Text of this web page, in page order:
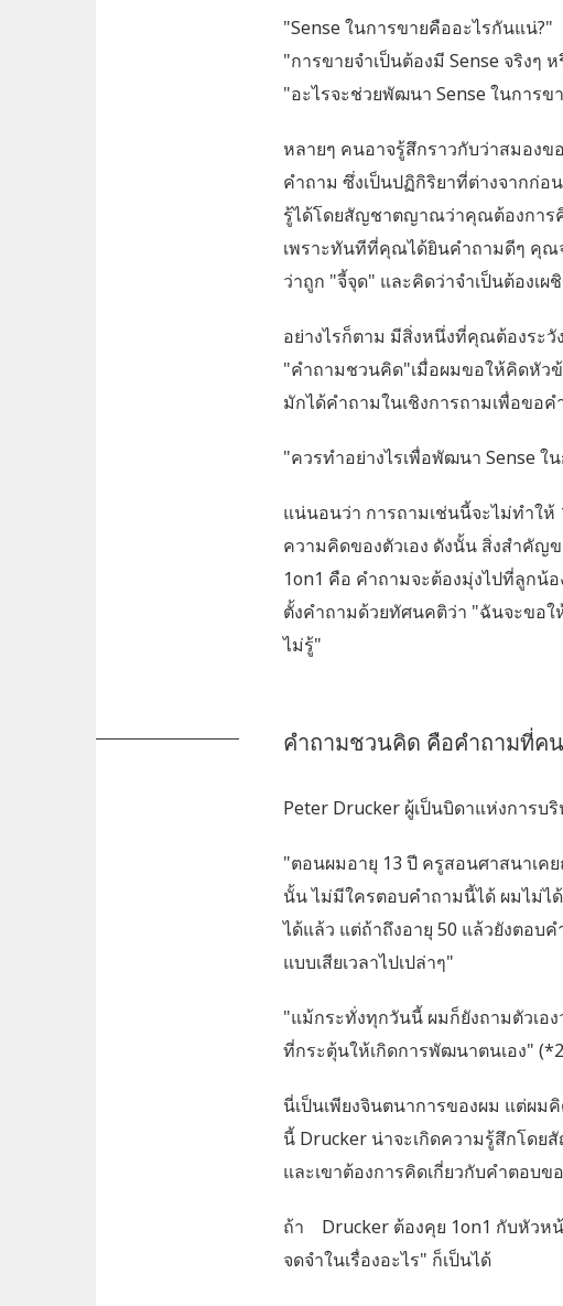
"Sense ในการขายคืออะไรกันแน่?"
"การขายจำเป็นต้องมี Sense จริงๆ ห
"อะไรจะช่วยพัฒนา Sense ในการข
หลายๆ คนอาจรู้สึกราวกับว่าสมอง
คำถาม ซึ่งเป็นปฏิกิริยาที่ต่างจากก่
รู้ได้โดยสัญชาตญาณว่าคุณต้องการ
เพราะทันทีที่คุณได้ยินคำถามดีๆ คุณ
ว่าถูก "จี้จุด" และคิดว่าจำเป็นต้องเ
อย่างไรก็ตาม มีสิ่งหนึ่งที่คุณต้องระวั
"คำถามชวนคิด"เมื่อผมขอให้คิดหัว
มักได้คำถามในเชิงการถามเพื่อขอ
"ควรทำอย่างไรเพื่อพัฒนา Sense ใ
แน่นอนว่า การถามเช่นนี้จะไม่ทำให้
ความคิดของตัวเอง ดังนั้น สิ่งสำคัญ
1on1 คือ คำถามจะต้องมุ่งไปที่ลูกน้
ตั้งคำถามด้วยทัศนคติว่า "ฉันจะขอ
ไม่รู้"
คำถามชวนคิด คือคำถามที่ค
Peter Drucker ผู้เป็นบิดาแห่งการบ
"ตอนผมอายุ 13 ปี ครูสอนศาสนาเค
นั้น ไม่มีใครตอบคำถามนี้ได้ ผมไม่ไ
ได้แล้ว แต่ถ้าถึงอายุ 50 แล้วยังตอ
แบบเสียเวลาไปเปล่าๆ"
"แม้กระทั่งทุกวันนี้ ผมก็ยังถามตัวเอ
ที่กระตุ้นให้เกิดการพัฒนาตนเอง"
นี่เป็นเพียงจินตนาการของผม แต่ผ
นี้ Drucker น่าจะเกิดความรู้สึกโด
และเขาต้องการคิดเกี่ยวกับคำตอบข
ถ้า Drucker ต้องคุย 1on1 กับหัวห
จดจำในเรื่องอะไร" ก็เป็นได้